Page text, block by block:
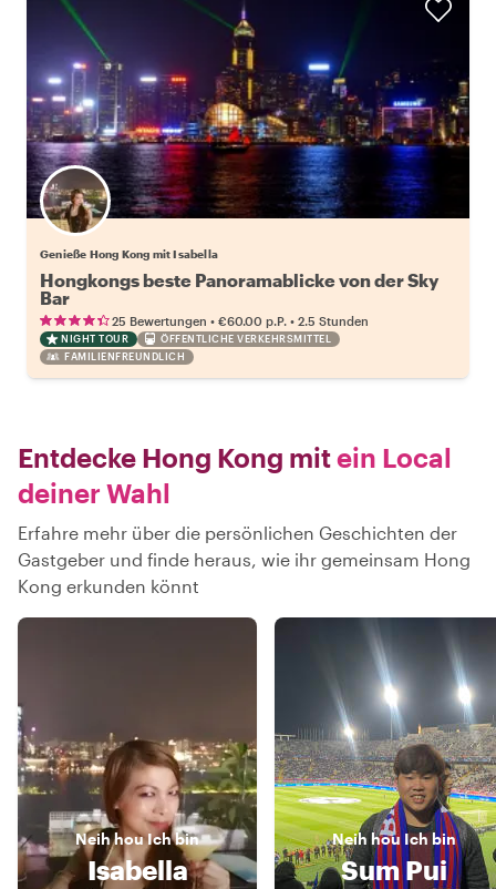
Genieße Hong Kong mit Isabella
Hongkongs beste Panoramablicke von der Sky
Bar
25 Bewertungen • €60.00 p.P. • 2.5 Stunden
NIGHT TOUR
ÖFFENTLICHE VERKEHRSMITTEL
FAMILIENFREUNDLICH
Entdecke Hong Kong mitein Local
deiner Wahl
Erfahre mehr über die persönlichen Geschichten der
Gastgeber und finde heraus, wie ihr gemeinsam Hong
Kong erkunden könnt
Neih houIch bin
Isabella
Neih hou Ich bin
Sum Pui